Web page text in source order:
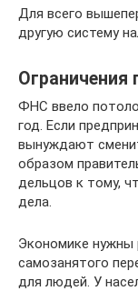
Для всего
другую систему
Ограничения
ФНС ввело
год. Если
вынуждают
образом
дельцов к тому,
дела.
Экономике нужны
самозанятого
для людей. У